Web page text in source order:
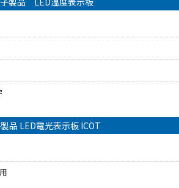
品 LED電光表示板 ICOT